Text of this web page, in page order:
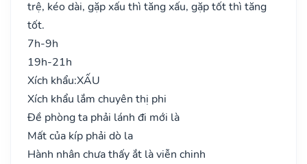
trệ, kéo dài, gặp xấu thì tăng xấu, gặp tốt thì tăng
tốt.
7h-9h
19h-21h
Xích khẩu:XẤU
Xích khẩu lắm chuyên thị phi
Đề phòng ta phải lánh đi mới là
Mất của kíp phải dò la
Hành nhân chưa thấy ắt là viễn chinh